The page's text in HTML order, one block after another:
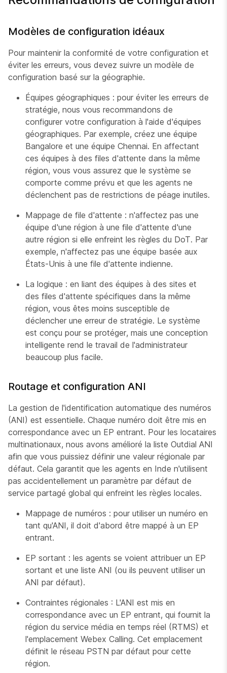
Modèles de configuration idéaux
Pour maintenir la conformité de votre configuration et
éviter les erreurs, vous devez suivre un modèle de
configuration basé sur la géographie.
Équipes géographiques : pour éviter les erreurs de
stratégie, nous vous recommandons de
configurer votre configuration à l'aide d'équipes
géographiques. Par exemple, créez une équipe
Bangalore et une équipe Chennai. En affectant
ces équipes à des files d'attente dans la même
région, vous vous assurez que le système se
comporte comme prévu et que les agents ne
déclenchent pas de restrictions de péage inutiles.
Mappage de file d'attente : n'affectez pas une
équipe d'une région à une file d'attente d'une
autre région si elle enfreint les règles du DoT. Par
exemple, n'affectez pas une équipe basée aux
États-Unis à une file d'attente indienne.
La logique : en liant des équipes à des sites et
des files d'attente spécifiques dans la même
région, vous êtes moins susceptible de
déclencher une erreur de stratégie. Le système
est conçu pour se protéger, mais une conception
intelligente rend le travail de l'administrateur
beaucoup plus facile.
Routage et configuration ANI
La gestion de l'identification automatique des numéros
(ANI) est essentielle. Chaque numéro doit être mis en
correspondance avec un EP entrant. Pour les locataires
multinationaux, nous avons amélioré la liste Outdial ANI
afin que vous puissiez définir une valeur régionale par
défaut. Cela garantit que les agents en Inde n'utilisent
pas accidentellement un paramètre par défaut de
service partagé global qui enfreint les règles locales.
Mappage de numéros : pour utiliser un numéro en
tant qu'ANI, il doit d'abord être mappé à un EP
entrant.
EP sortant : les agents se voient attribuer un EP
sortant et une liste ANI (ou ils peuvent utiliser un
ANI par défaut).
Contraintes régionales : L'ANI est mis en
correspondance avec un EP entrant, qui fournit la
région du service média en temps réel (RTMS) et
l'emplacement Webex Calling. Cet emplacement
définit le réseau PSTN par défaut pour cette
région.